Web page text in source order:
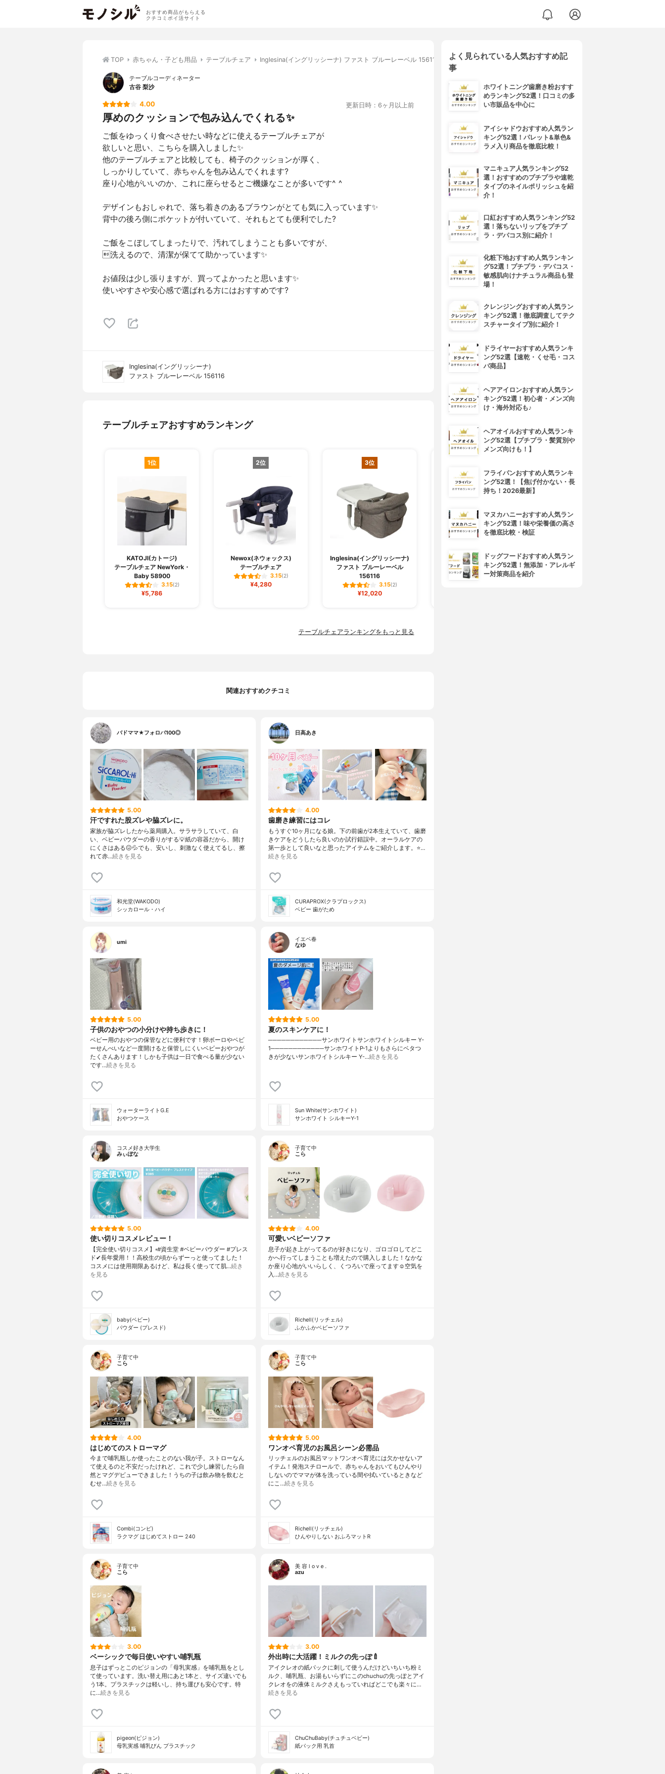
おすすめ商品がもらえる
クチコミポイ活サイト
TOP 赤ちゃん・子ども用品 テーブルチェア Inglesina(イングリッシーナ) ファスト ブルーレーベル 156116
テーブルコーディネーター
古谷 梨沙
4.00 更新日時：6ヶ月以上前
厚めのクッションで包み込んでくれる✨
ご飯をゆっくり食べさせたい時などに使えるテーブルチェアが
欲しいと思い、こちらを購入しました✨
他のテーブルチェアと比較しても、椅子のクッションが厚く、
しっかりしていて、赤ちゃんを包み込んでくれます?
座り心地がいいのか、これに座らせるとご機嫌なことが多いです^ ^
デザインもおしゃれで、落ち着きのあるブラウンがとても気に入っています✨
背中の後ろ側にポケットが付いていて、それもとても便利でした?
ご飯をこぼしてしまったりで、汚れてしまうことも多いですが、
洗えるので、清潔が保てて助かっています✨
お値段は少し張りますが、買ってよかったと思います✨
使いやすさや安心感で選ばれる方にはおすすめです?
Inglesina(イングリッシーナ)
ファスト ブルーレーベル 156116
テーブルチェアおすすめランキング
1位
KATOJI(カトージ)
テーブルチェア NewYork・
Baby 58900
3.15(2)
¥5,786
2位
Newox(ネウォックス)
テーブルチェア
3.15(2)
¥4,280
3位
Inglesina(イングリッシーナ)
ファスト ブルーレーベル
156116
3.15(2)
¥12,020
PINOCCHIO(ピノチオ)
アンパンマン テーブルチェア
ー
SmartAngel(スマートエンジ
テーブルチェアランキングをもっと見る
関連おすすめクチコミ
バドママ★フォロバ100◎
5.00
汗ですれた股ズレや脇ズレに。
家族が脇ズレしたから薬局購入。サラサラしていて、白
い、ベビーパウダーの香りがする💡紙の容器だから、開け
にくさはある😖💦でも、安いし、刺激なく使えてるし、擦
れて赤…続きを見る
和光堂(WAKODO)
シッカロール・ハイ
日高あき
4.00
歯磨き練習にはコレ
もうすぐ10ヶ月になる娘。下の前歯が2本生えていて、歯磨
きケアをどうしたら良いのか試行錯誤中。オーラルケアの
第一歩として良いなと思ったアイテムをご紹介します。⭐…
続きを見る
CURAPROX(クラプロックス)
ベビー 歯がため
umi
5.00
子供のおやつの小分けや持ち歩きに！
ベビー用のおやつの保管などに便利です！卵ボーロやベビ
ーせんべいなど一度開けると保管しにくいベビーおやつが
たくさんあります！しかも子供は一日で食べる量が少ない
です…続きを見る
ウォーターライトG.E
おやつケース
イエベ春
なゆ
5.00
夏のスキンケアに！
────────────サンホワイトサンホワイトシルキー Y-
1────────────サンホワイトP-1よりもさらにベタつ
きが少ないサンホワイトシルキー Y-…続きを見る
Sun White(サンホワイト)
サンホワイト シルキーY-1
コスメ好き大学生
みぃぽな
5.00
使い切りコスメレビュー！
【完全使い切りコスメ】▫️#資生堂 #ベビーパウダー #プレス
ド✔長年愛用！！高校生の頃からずーっと使ってました！
コスメには使用期限あるけど、私は長く使ってて肌…続き
を見る
baby(ベビー)
パウダー (プレスド)
子育て中
こら
4.00
可愛いベビーソファ
息子が起き上がってるのが好きになり、ゴロゴロしてどこ
かへ行ってしまうことも増えたので購入しました！なかな
か座り心地がいいらしく、くつろいで座ってます☺️空気を
入…続きを見る
Richell(リッチェル)
ふかふかベビーソファ
子育て中
こら
4.00
はじめてのストローマグ
今まで哺乳瓶しか使ったことのない我が子。ストローなん
て使えるのと不安だったけれど、これで少し練習したら自
然とマグデビューできました！うちの子は飲み物を飲むと
むせ…続きを見る
Combi(コンビ)
ラクマグ はじめてストロー 240
子育て中
こら
5.00
ワンオペ育児のお風呂シーン必需品
リッチェルのお風呂マットワンオペ育児には欠かせないア
イテム！発泡スチロールで、赤ちゃんをおいてもひんやり
しないのでママが体を洗っている間や拭いているときなど
にこ…続きを見る
Richell(リッチェル)
ひんやりしない おふろマットR
子育て中
こら
3.00
ベーシックで毎日使いやすい哺乳瓶
息子はずっとこのピジョンの「母乳実感」を哺乳瓶をとし
て使っています。洗い替え用にあと1本と、サイズ違いでも
う1本。プラスチックは軽いし、持ち運びも安心です。特
に…続きを見る
pigeon(ピジョン)
母乳実感 哺乳びん プラスチック
美 容 l o v e .
azu
3.00
外出時に大活躍！ミルクの先っぽ🍼
アイクレオの紙パックに刺して使うんだけどいちいち粉ミ
ルク、哺乳瓶、お湯もいらずにこのchuchuの先っぽとアイ
クレオをの液体ミルクさえもっていればどこでも楽々に…
続きを見る
ChuChuBaby(チュチュベビー)
紙パック用 乳首
よく見られている人気おすすめ記
事
ホワイトニング歯磨き粉おすす
めランキング52選！口コミの多
い市販品を中心に
アイシャドウおすすめ人気ラン
キング52選！パレット&単色&
ラメ入り商品を徹底比較！
マニキュア人気ランキング52
選！おすすめのプチプラや速乾
タイプのネイルポリッシュを紹
介！
口紅おすすめ人気ランキング52
選！落ちないリップをプチプ
ラ・デパコス別に紹介！
化粧下地おすすめ人気ランキン
グ52選！プチプラ・デパコス・
敏感肌向けナチュラル商品も登
場！
クレンジングおすすめ人気ラン
キング52選！徹底調査してテク
スチャータイプ別に紹介！
ドライヤーおすすめ人気ランキ
ング52選【速乾・くせ毛・コス
パ商品】
ヘアアイロンおすすめ人気ラン
キング52選！初心者・メンズ向
け・海外対応も♪
ヘアオイルおすすめ人気ランキ
ング52選【プチプラ・髪質別や
メンズ向けも！】
フライパンおすすめ人気ランキ
ング52選！【焦げ付かない・長
持ち！2026最新】
マヌカハニーおすすめ人気ラン
キング52選！味や栄養価の高さ
を徹底比較・検証
ドッグフードおすすめ人気ラン
キング52選！無添加・アレルギ
ー対策商品を紹介